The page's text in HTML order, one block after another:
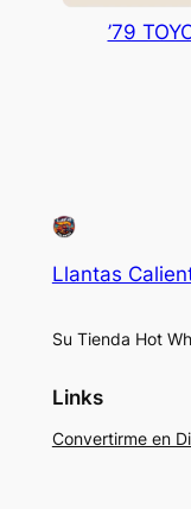
’79
Llantas
Su Tienda Hot
Links
Convertirme en